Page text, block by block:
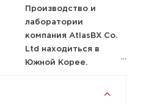
Производство и
лаборатории
компания AtlasBX Co.
Ltd находиться в
Южной Корее.